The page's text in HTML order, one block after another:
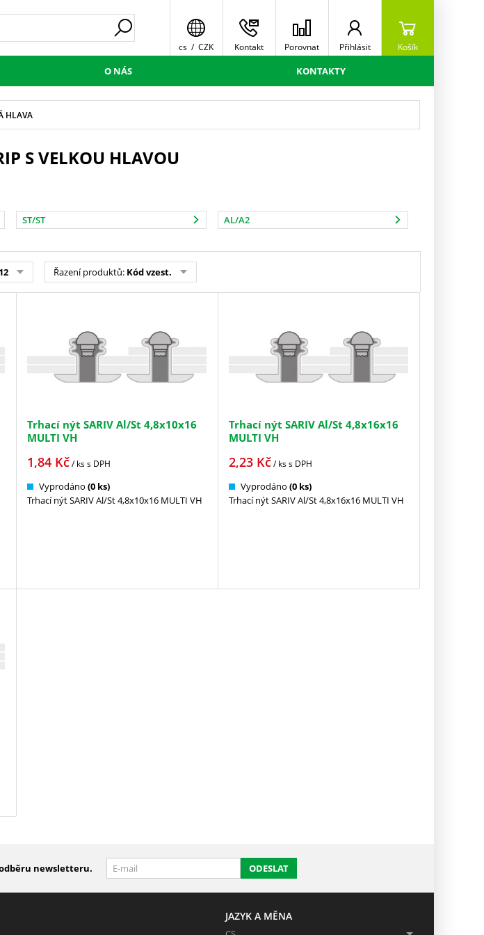
cs / CZK Kontakt Porovnat Přihlásit Košík
O NÁS KONTAKTY
HLAVA
S VELKOU HLAVOU
ST/ST AL/A2
12 Řazení produktů: Kód vzest.
Trhací nýt SARIV Al/St 4,8x10x16
MULTI VH
1,84Kč/ kss DPH
Vyprodáno (0 ks)
Trhací nýt SARIV Al/St 4,8x10x16 MULTI VH
Trhací nýt SARIV Al/St 4,8x16x16
MULTI VH
2,23 Kč/ kss DPH
Vyprodáno (0 ks)
Trhací nýt SARIV Al/St 4,8x16x16 MULTI VH
newsletteru. ODESLAT
JAZYK A MĚNA